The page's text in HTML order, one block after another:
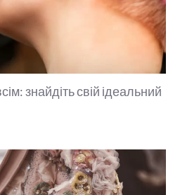
знайдіть свій ідеальний